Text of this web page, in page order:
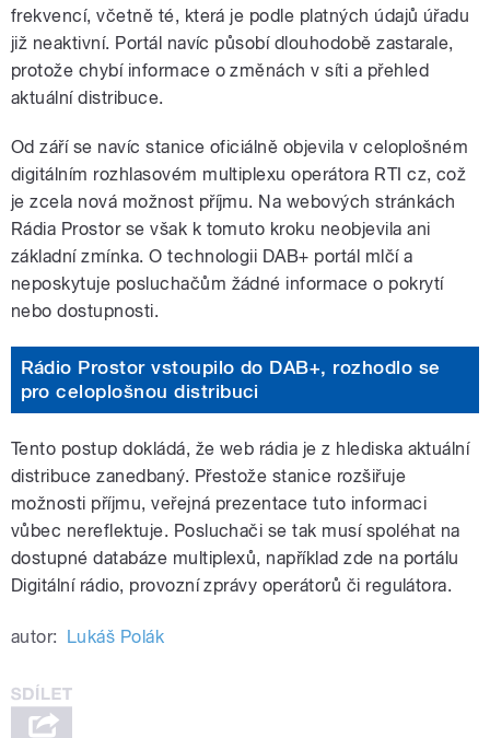
frekvencí, včetně té, která je podle platných údajů úřadu
již neaktivní. Portál navíc působí dlouhodobě zastarale,
protože chybí informace o změnách v síti a přehled
aktuální distribuce.
Od září se navíc stanice oficiálně objevila v celoplošném
digitálním rozhlasovém multiplexu operátora RTI cz, což
je zcela nová možnost příjmu. Na webových stránkách
Rádia Prostor se však k tomuto kroku neobjevila ani
základní zmínka. O technologii DAB+ portál mlčí a
neposkytuje posluchačům žádné informace o pokrytí
nebo dostupnosti.
Rádio Prostor vstoupilo do DAB+, rozhodlo se
pro celoplošnou distribuci
Tento postup dokládá, že web rádia je z hlediska aktuální
distribuce zanedbaný. Přestože stanice rozšiřuje
možnosti příjmu, veřejná prezentace tuto informaci
vůbec nereflektuje. Posluchači se tak musí spoléhat na
dostupné databáze multiplexů, například zde na portálu
Digitální rádio, provozní zprávy operátorů či regulátora.
autor: Lukáš Polák